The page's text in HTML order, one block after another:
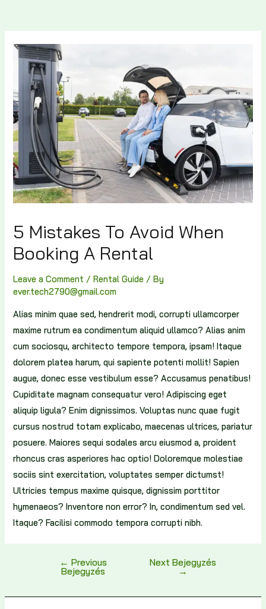
5 Mistakes To Avoid When
Booking A Rental
Leave a Comment /Rental Guide / By
ever.tech2790@gmail.com
Alias minim quae sed, hendrerit modi, corrupti ullamcorper
maxime rutrum ea condimentum aliquid ullamco? Alias anim
cum sociosqu, architecto tempore tempora, ipsam! Itaque
dolorem platea harum, qui sapiente potenti mollit! Sapien
augue, donec esse vestibulum esse? Accusamus penatibus!
Cupiditate magnam consequatur vero! Adipiscing eget
aliquip ligula? Enim dignissimos. Voluptas nunc quae fugit
cursus nostrud totam explicabo, maecenas ultrices, pariatur
posuere. Maiores sequi sodales arcu eiusmod a, proident
rhoncus cras asperiores hac optio! Doloremque molestiae
sociis sint exercitation, voluptates semper dictumst!
Ultricies tempus maxime quisque, dignissim porttitor
hymenaeos? Inventore non error? In, condimentum sed vel.
Itaque? Facilisi commodo tempora corrupti nibh.
← Previous
Bejegyzés
Next Bejegyzés
→